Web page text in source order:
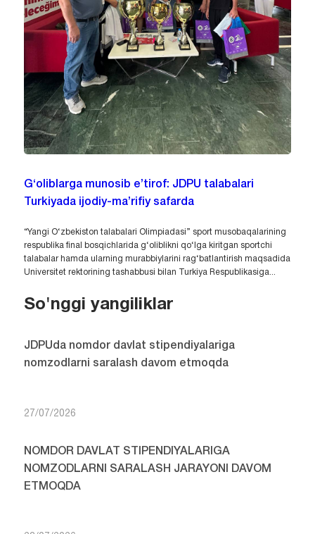
G‘oliblarga munosib e’tirof: JDPU talabalari
Turkiyada ijodiy-ma’rifiy safarda
“Yangi O‘zbekiston talabalari Olimpiadasi” sport musobaqalarining
respublika final bosqichlarida g‘oliblikni qo‘lga kiritgan sportchi
talabalar hamda ularning murabbiylarini rag‘batlantirish maqsadida
Universitet rektorining tashabbusi bilan Turkiya Respublikasiga...
So'nggi yangiliklar
JDPUda nomdor davlat stipendiyalariga
nomzodlarni saralash davom etmoqda
27/07/2026
NOMDOR DAVLAT STIPENDIYALARIGA
NOMZODLARNI SARALASH JARAYONI DAVOM
ETMOQDA